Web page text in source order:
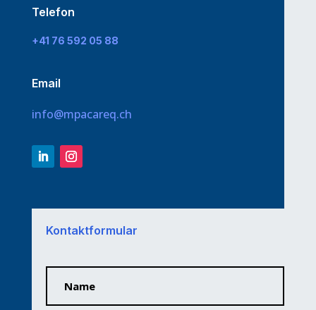
Telefon
+41 76 592 05 88
Email
info@mpacareq.ch
Kontaktformular